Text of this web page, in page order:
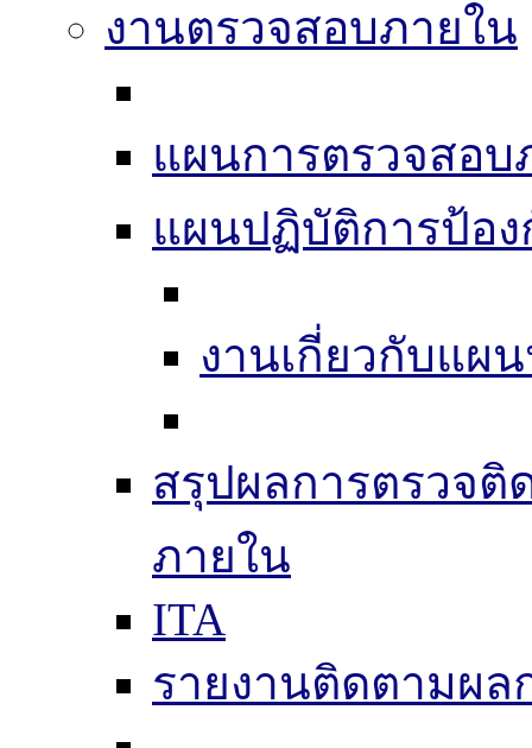
งานตรวจสอบภายใน
แผนการตรวจสอบ
แผนปฏิบัติการป้อ
งานเกี่ยวกับแผ
สรุปผลการตรวจติ
ภายใน
ITA
รายงานติดตามผ